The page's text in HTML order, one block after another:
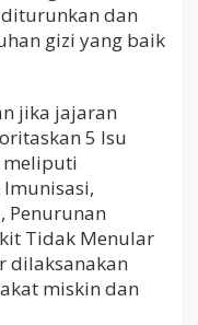
dan
gizi yang baik
jika jajaran
5 Isu
meliputi
Penurunan
Tidak Menular
dilaksanakan
miskin dan